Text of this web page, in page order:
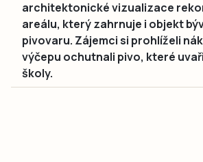
architektonické vizualizace
areálu, který zahrnuje i objekt
pivovaru. Zájemci si prohlíželi
výčepu ochutnali pivo, které
školy.